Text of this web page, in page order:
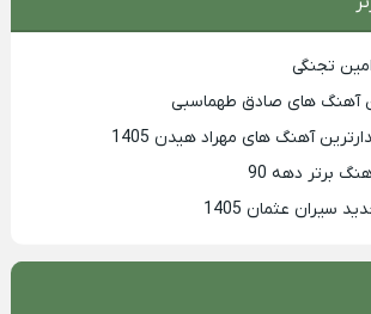
تجنگی
آهنگ های صادق طهماسبی
آهنگ های مهراد هیدن 1405
عثمان 1405